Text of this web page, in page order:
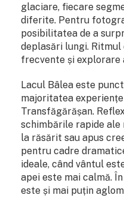
glaciare, fiecare
diferite. Pentru
posibilitatea de a
deplasări lungi.
frecvente și explorare
Lacul Bâlea este
majoritatea
Transfăgărășan.
schimbările rapide ale
la răsărit sau apus
pentru cadre
ideale, când vântul
apei este mai calmă.
este și mai puțin